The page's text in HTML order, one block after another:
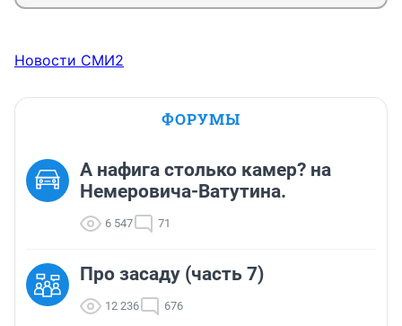
Новости СМИ2
ФОРУМЫ
А нафига столько камер? на
Немеровича-Ватутина.
6 547 71
Про засаду (часть 7)
12 236 676